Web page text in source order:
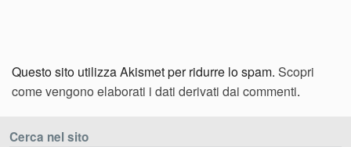
Questo sito utilizza Akismet per ridurre lo spam. Scopri
come vengono elaborati i dati derivati dai commenti.
Cerca nel sito